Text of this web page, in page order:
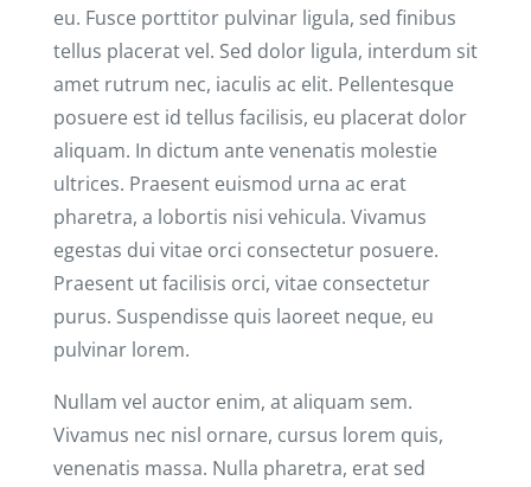
eu. Fusce porttitor pulvinar ligula, sed finibus
tellus placerat vel. Sed dolor ligula, interdum sit
amet rutrum nec, iaculis ac elit. Pellentesque
posuere est id tellus facilisis, eu placerat dolor
aliquam. In dictum ante venenatis molestie
ultrices. Praesent euismod urna ac erat
pharetra, a lobortis nisi vehicula. Vivamus
egestas dui vitae orci consectetur posuere.
Praesent ut facilisis orci, vitae consectetur
purus. Suspendisse quis laoreet neque, eu
pulvinar lorem.
Nullam vel auctor enim, at aliquam sem.
Vivamus nec nisl ornare, cursus lorem quis,
venenatis massa. Nulla pharetra, erat sed